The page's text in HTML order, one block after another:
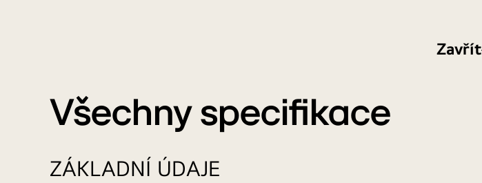
Zavřít
Všechny specifikace
ZÁKLADNÍ ÚDAJE